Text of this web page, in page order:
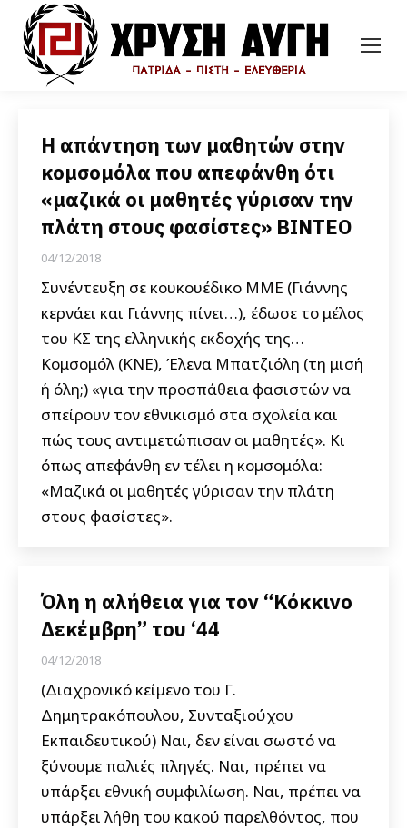
Η απάντηση των μαθητών στην
κομσομόλα που απεφάνθη ότι
«μαζικά οι μαθητές γύρισαν την
πλάτη στους φασίστες» ΒΙΝΤΕΟ
04/12/2018
Συνέντευξη σε κουκουέδικο ΜΜΕ (Γιάννης
κερνάει και Γιάννης πίνει…), έδωσε το μέλος
του ΚΣ της ελληνικής εκδοχής της…
Κομσομόλ (ΚΝΕ), Έλενα Μπατζιόλη (τη μισή
ή όλη;) «για την προσπάθεια φασιστών να
σπείρουν τον εθνικισμό στα σχολεία και
πώς τους αντιμετώπισαν οι μαθητές». Κι
όπως απεφάνθη εν τέλει η κομσομόλα:
«Μαζικά οι μαθητές γύρισαν την πλάτη
στους φασίστες».
Όλη η αλήθεια για τον “Κόκκινο
Δεκέμβρη” του ‘44
04/12/2018
(Διαχρονικό κείμενο του Γ.
Δημητρακόπουλου, Συνταξιούχου
Εκπαιδευτικού) Ναι, δεν είναι σωστό να
ξύνουμε παλιές πληγές. Ναι, πρέπει να
υπάρξει εθνική συμφιλίωση. Ναι, πρέπει να
υπάρξει λήθη του κακού παρελθόντος, που